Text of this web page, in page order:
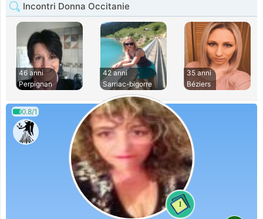
Incontri Donna Occitanie
46 anni
Perpignan
42 anni
Sarriac-bigorre
35 anni
Béziers
0.8/1
1